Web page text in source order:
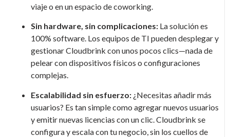
viaje o en un espacio de coworking.
Sin hardware, sin complicaciones: La solución es
100% software. Los equipos de TI pueden desplegar y
gestionar Cloudbrink con unos pocos clics—nada de
pelear con dispositivos físicos o configuraciones
complejas.
Escalabilidad sin esfuerzo: ¿Necesitas añadir más
usuarios? Es tan simple como agregar nuevos usuarios
y emitir nuevas licencias con un clic. Cloudbrink se
configura y escala con tu negocio, sin los cuellos de